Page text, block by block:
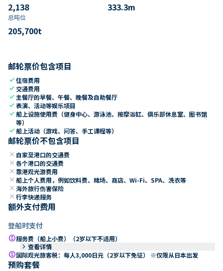
2,138 333.3m
总吨位
205,700t
邮轮票价包含项目
check住宿费用
check 交通费用
check 主餐厅的早餐、午餐、晚餐及自助餐厅
check表演、活动等娱乐项目
check船上设施使用费（健身中心、游泳池、按摩浴缸、俱乐部休息室、图书馆
等）
check船上活动（游戏、问答、手工课程等）
邮轮票价不包含项目
close 自家至港口的交通费
close 各个港口的交通费
close 靠港观光游费用
close 船上个人费用，例如饮料费、赌场、商店、Wi-Fi、SPA、洗衣等
close 海外旅行伤害保险
close 行李快递服务
额外支付费用
登船时支付
paid服务费（船上小费）（2岁以下不适用）
keyboard_arrow_right 查看详情
paid国际观光旅客税：每人3,000日元（2岁以下免征） ※仅限从日本出发
预购套餐